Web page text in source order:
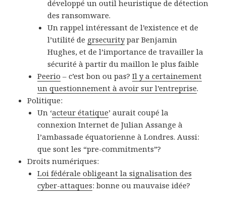
développé un outil heuristique de détection
des ransomware.
Un rappel intéressant de l’existence et de
l’utilité de grsecuritypar Benjamin
Hughes, et de l’importance de travailler la
sécurité à partir du maillon le plus faible
Peerio – c’est bon ou pas?Il y a certainement
un questionnement à avoir sur l’entreprise.
Politique:
Un ‘acteur étatique’ aurait coupé la
connexion Internet de Julian Assange à
l’ambassade équatorienne à Londres. Aussi:
que sont les “pre-commitments”?
Droits numériques:
Loi fédérale obligeant la signalisation des
cyber-attaques: bonne ou mauvaise idée?